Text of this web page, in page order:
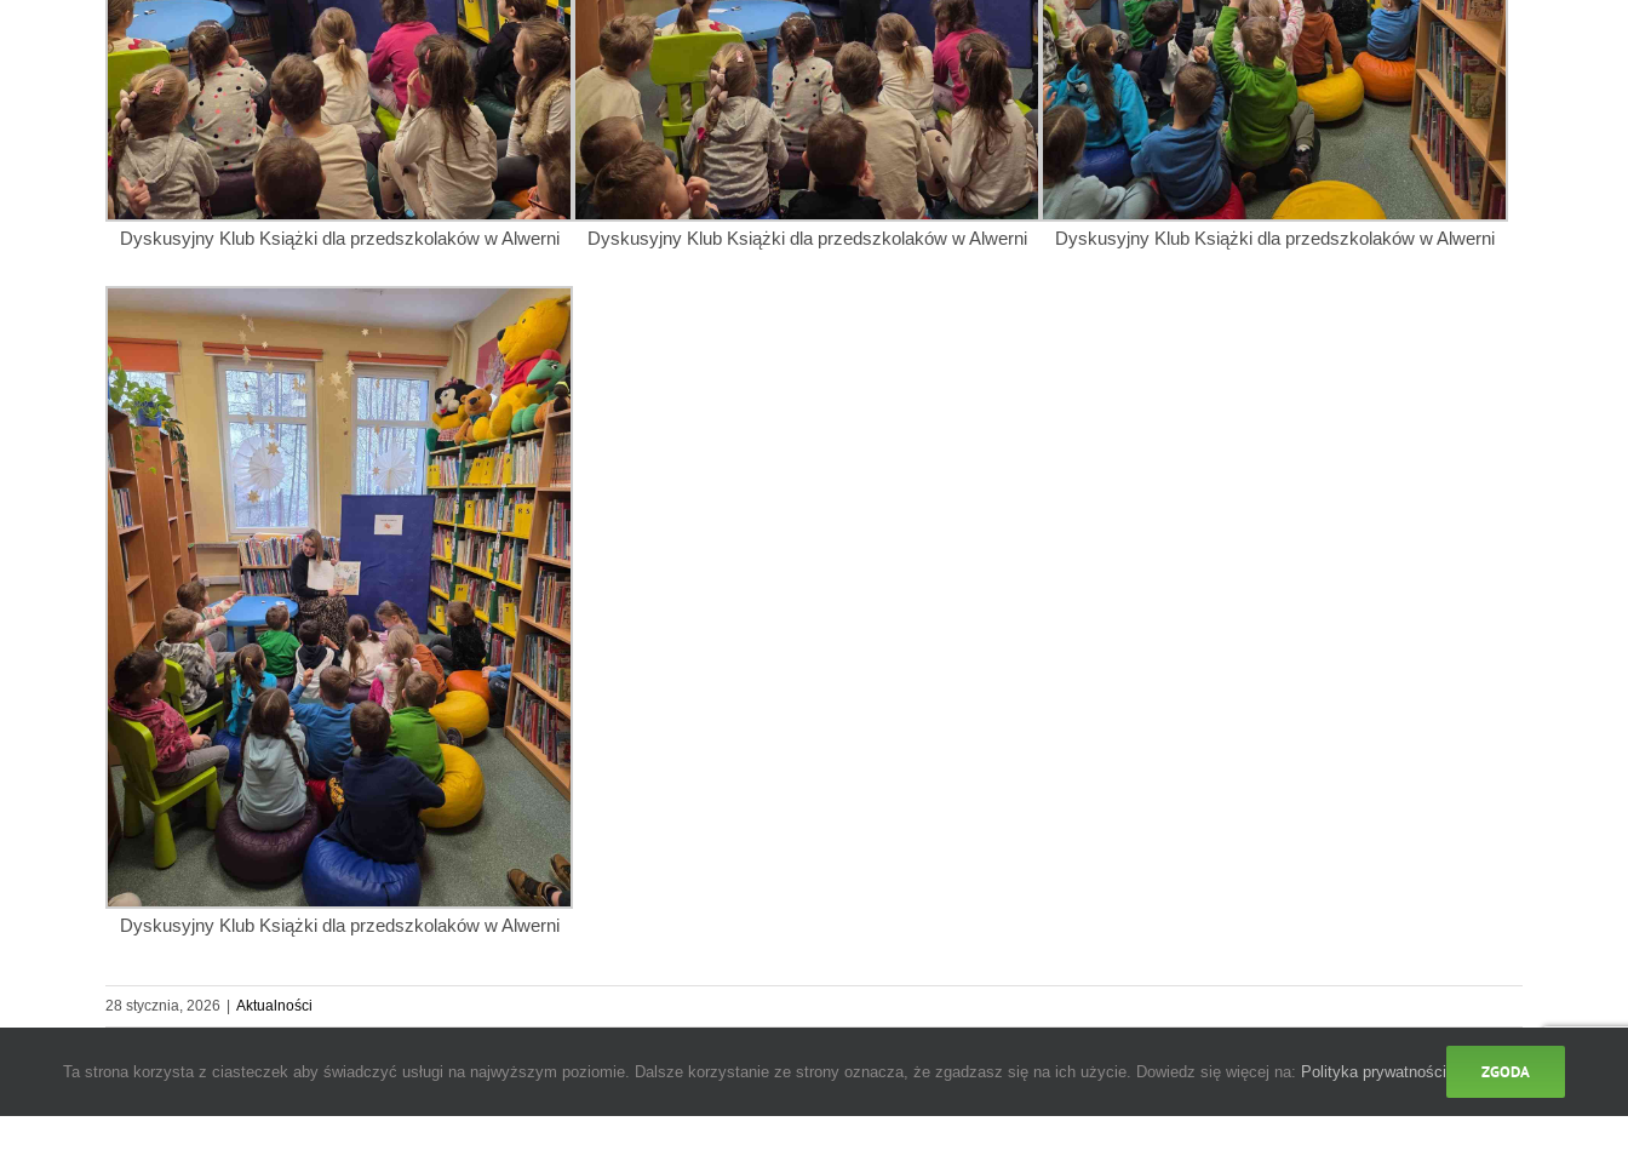
Dyskusyjny Klub Książki dla przedszkolaków w Alwerni Dyskusyjny Klub Książki dla przedszkolaków w Alwerni Dyskusyjny Klub Książki dla przedszkolaków w Alwerni
Dyskusyjny Klub Książki dla przedszkolaków w Alwerni
28 stycznia, 2026 | Aktualności
Ta strona korzysta z ciasteczek aby świadczyć usługi na najwyższym poziomie. Dalsze korzystanie ze strony oznacza, że zgadzasz się na ich użycie. Dowiedz się więcej na: Polityka prywatności ZGODA